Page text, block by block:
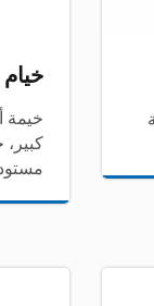
خيمة